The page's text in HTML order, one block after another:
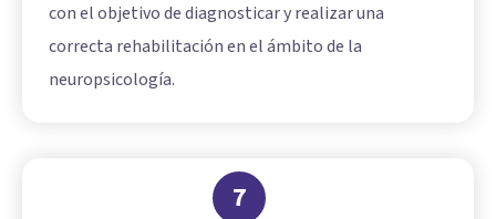
con el objetivo de diagnosticar y realizar una
correcta rehabilitación en el ámbito de la
neuropsicología.
7